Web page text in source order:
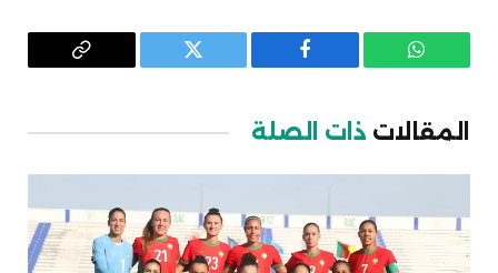
واتساب فيسبوك تويتر
Copy
المقالات ذات الصلة